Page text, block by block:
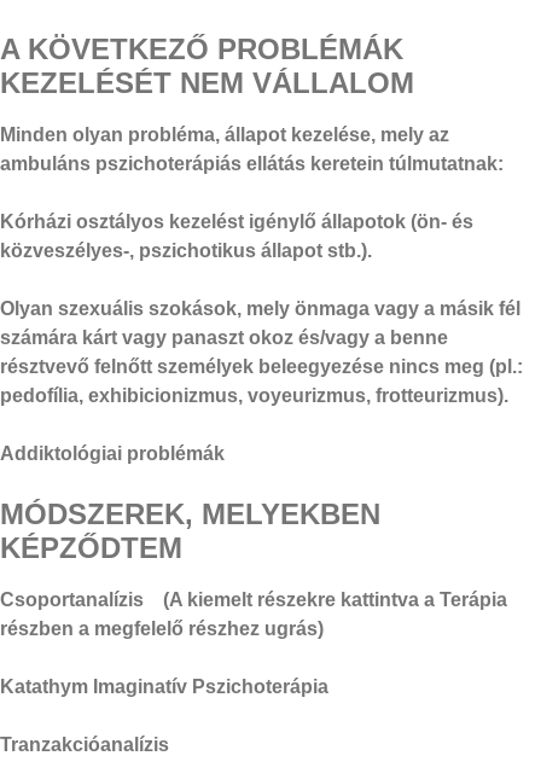
A KÖVETKEZŐ PROBLÉMÁK
KEZELÉSÉT NEM VÁLLALOM
Minden olyan probléma, állapot kezelése, mely az
ambuláns pszichoterápiás ellátás keretein túlmutatnak:
Kórházi osztályos kezelést igénylő állapotok (ön- és
közveszélyes-, pszichotikus állapot stb.).
Olyan szexuális szokások, mely önmaga vagy a másik fél
számára kárt vagy panaszt okoz és/vagy a benne
résztvevő felnőtt személyek beleegyezése nincs meg (pl.:
pedofília, exhibicionizmus, voyeurizmus, frotteurizmus).
Addiktológiai problémák
MÓDSZEREK, MELYEKBEN
KÉPZŐDTEM
Csoportanalízis (A kiemelt részekre kattintva a Terápia
részben a megfelelő részhez ugrás)
Katathym Imaginatív Pszichoterápia
Tranzakcióanalízis